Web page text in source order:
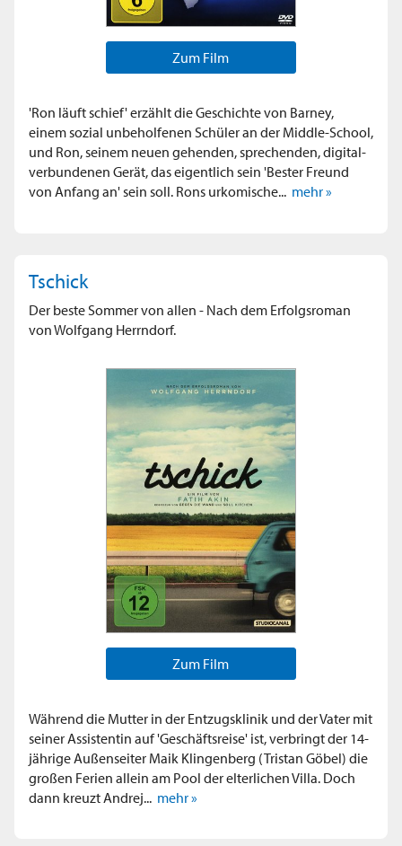
Zum Film
'Ron läuft schief' erzählt die Geschichte von Barney,
einem sozial unbeholfenen Schüler an der Middle-School,
und Ron, seinem neuen gehenden, sprechenden, digital-
verbundenen Gerät, das eigentlich sein 'Bester Freund
von Anfang an' sein soll. Rons urkomische... mehr »
Tschick
Der beste Sommer von allen - Nach dem Erfolgsroman
von Wolfgang Herrndorf.
Zum Film
Während die Mutter in der Entzugsklinik und der Vater mit
seiner Assistentin auf 'Geschäftsreise' ist, verbringt der 14-
jährige Außenseiter Maik Klingenberg (Tristan Göbel) die
großen Ferien allein am Pool der elterlichen Villa. Doch
dann kreuzt Andrej... mehr »